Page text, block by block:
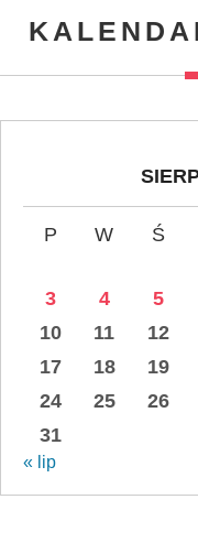
P W Ś
3
4 5
10
11 12
17
18 19
24
25 26
31
« lip